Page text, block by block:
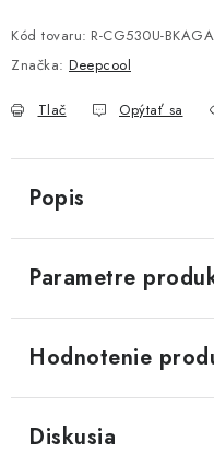
Kód tovaru: R-CG530U-
Značka: Deepcool
Tlač Opýtať sa
Popis
Parametre
Hodnotenie
Diskusia